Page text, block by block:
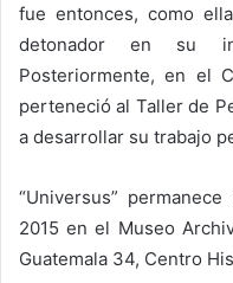
fue entonces, como
detonador en su
Posteriormente, en el
perteneció al Taller de
a desarrollar su trabajo
“Universus”
2015 en el Museo
Guatemala 34, Centro